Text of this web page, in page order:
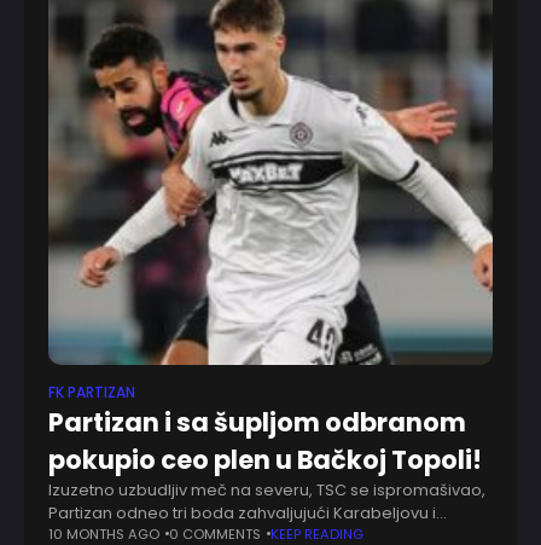
FK PARTIZAN
Partizan i sa šupljom odbranom
pokupio ceo plen u Bačkoj Topoli!
Izuzetno uzbudljiv meč na severu, TSC se ispromašivao,
Partizan odneo tri boda zahvaljujući Karabeljovu i
Miloševiću - 0:1 (0:1). Nepovezani crno-beli u prvih 15
10 MONTHS AGO 0 COMMENTS KEEP READING